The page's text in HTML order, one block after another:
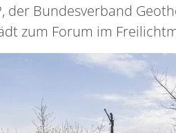
der Bundesverband
zum Forum im